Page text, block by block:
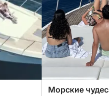
Морские